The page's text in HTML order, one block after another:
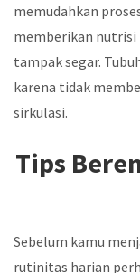
memudahkan
memberikan
tampak segar.
karena tidak
sirkulasi.
Tips
Sebelum kamu
rutinitas harian